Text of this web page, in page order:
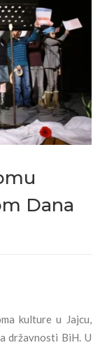
Dana
kulture u Jajcu,
državnosti BiH. U